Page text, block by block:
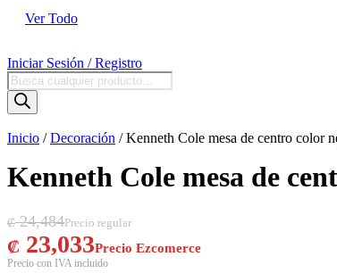
Ver Todo
Iniciar Sesión / Registro
Búsqueda
de
productos
Inicio /Decoración / Kenneth Cole mesa de centro
Kenneth Cole mesa de
₡24,484
El precio original era: ₡ 24,484.
₡ 23,033
El precio actual es: ₡ 23,033.